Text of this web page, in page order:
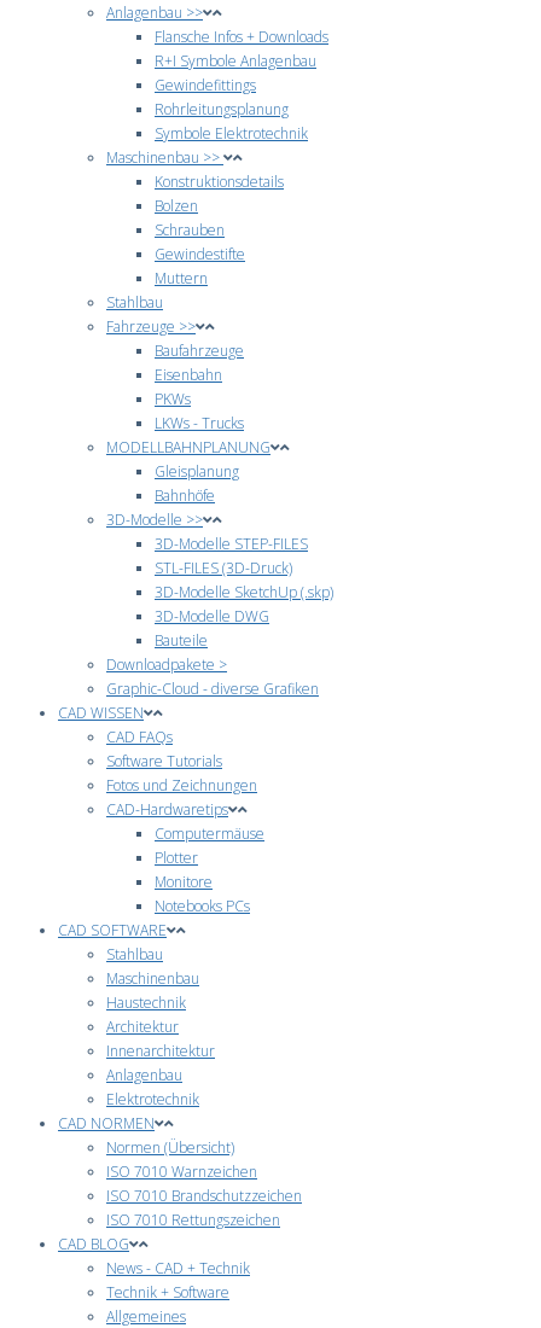
Anlagenbau >>
Flansche Infos + Downloads
R+I Symbole Anlagenbau
Gewindefittings
Rohrleitungsplanung
Symbole Elektrotechnik
Maschinenbau >>
Konstruktionsdetails
Bolzen
Schrauben
Gewindestifte
Muttern
Stahlbau
Fahrzeuge >>
Baufahrzeuge
Eisenbahn
PKWs
LKWs - Trucks
MODELLBAHNPLANUNG
Gleisplanung
Bahnhöfe
3D-Modelle >>
3D-Modelle STEP-FILES
STL-FILES (3D-Druck)
3D-Modelle SketchUp (.skp)
3D-Modelle DWG
Bauteile
Downloadpakete >
Graphic-Cloud - diverse Grafiken
CAD WISSEN
CAD FAQs
Software Tutorials
Fotos und Zeichnungen
CAD-Hardwaretips
Computermäuse
Plotter
Monitore
Notebooks PCs
CAD SOFTWARE
Stahlbau
Maschinenbau
Haustechnik
Architektur
Innenarchitektur
Anlagenbau
Elektrotechnik
CAD NORMEN
Normen (Übersicht)
ISO 7010 Warnzeichen
ISO 7010 Brandschutzzeichen
ISO 7010 Rettungszeichen
CAD BLOG
News - CAD + Technik
Technik + Software
Allgemeines